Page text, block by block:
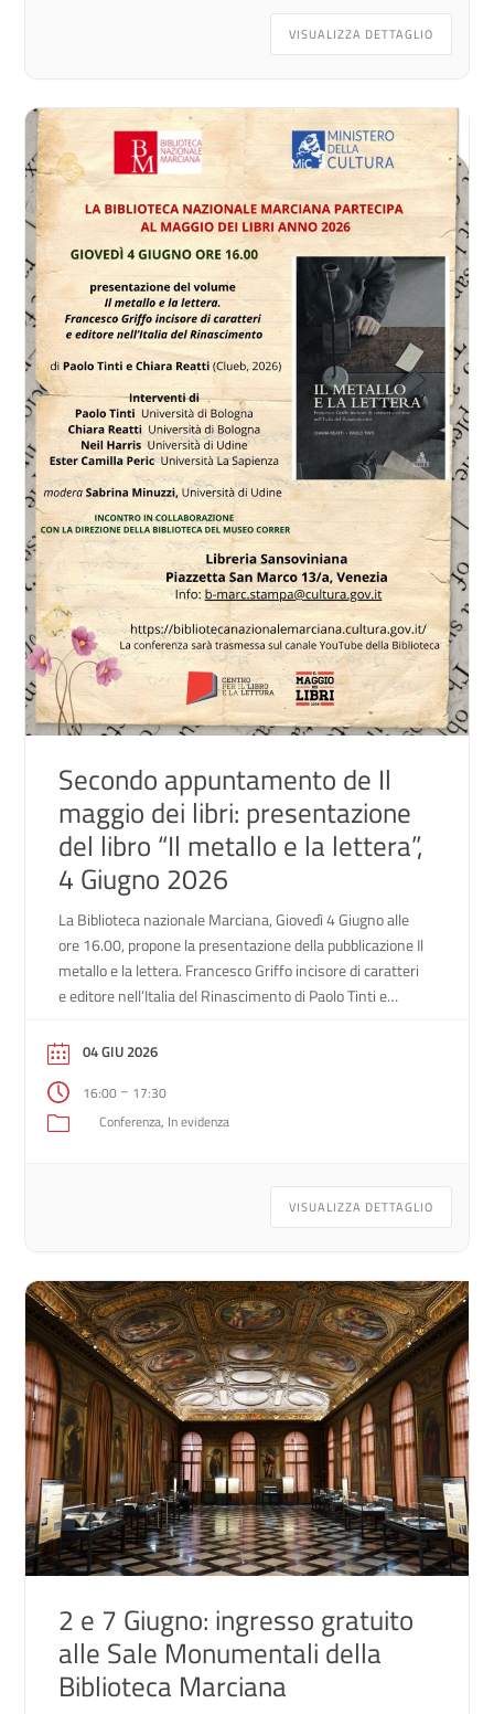
VISUALIZZA DETTAGLIO
Secondo appuntamento de Il
maggio dei libri: presentazione
del libro “Il metallo e la lettera”,
4 Giugno 2026
La Biblioteca nazionale Marciana, Giovedì 4 Giugno alle
ore 16.00, propone la presentazione della pubblicazione Il
metallo e la lettera. Francesco Griffo incisore di caratteri
e editore nell’Italia del Rinascimento di Paolo Tinti e
appuntamenti del Maggio dei Libri, edizione 2026, cui
aderisce la Biblioteca Nazionale […]
04 GIU 2026
16:00 – 17:30
Conferenza In evidenza
VISUALIZZA DETTAGLIO
2 e 7 Giugno: ingresso gratuito
alle Sale Monumentali della
Biblioteca Marciana